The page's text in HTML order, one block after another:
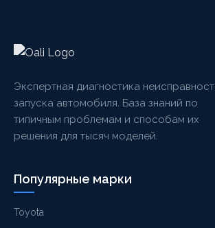
Экспертная диагностика
запуска автомобиля. База знаний по
типичным проблемам и способам их
решения для тысяч моделей.
Популярные марки
Toyota